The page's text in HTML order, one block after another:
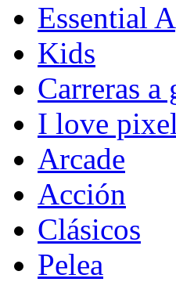
Essential
Kids
Carreras a
I love
Arcade
Acción
Clásicos
Pelea